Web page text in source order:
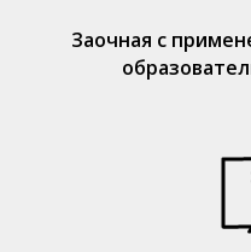
Заочная с